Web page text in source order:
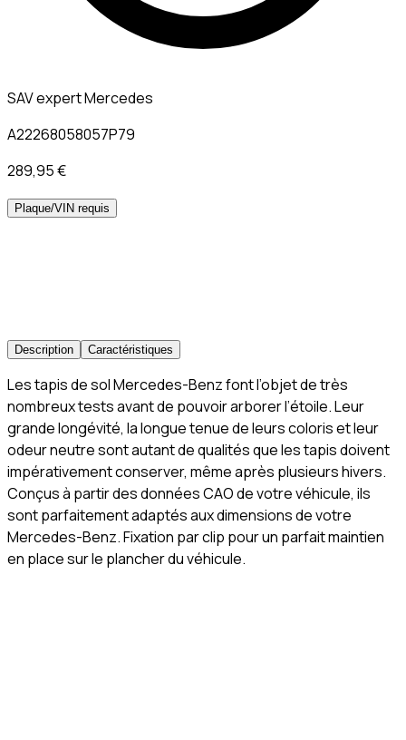
SAV expert Mercedes
A22268058057P79
289,95 €
Plaque/VIN requis
Description Caractéristiques
Les tapis de sol Mercedes-Benz font l’objet de très
nombreux tests avant de pouvoir arborer l’étoile. Leur
grande longévité, la longue tenue de leurs coloris et leur
odeur neutre sont autant de qualités que les tapis doivent
impérativement conserver, même après plusieurs hivers.
Conçus à partir des données CAO de votre véhicule, ils
sont parfaitement adaptés aux dimensions de votre
Mercedes-Benz. Fixation par clip pour un parfait maintien
en place sur le plancher du véhicule.